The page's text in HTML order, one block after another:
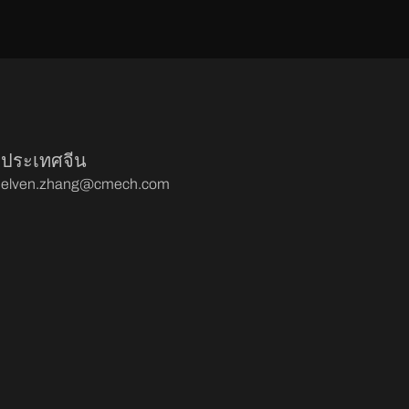
ประเทศจีน
elven.zhang@cmech.com